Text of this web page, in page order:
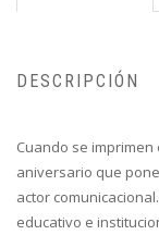
DESCRIPCIÓN
Cuando se imprimen
aniversario que
actor
educativo e